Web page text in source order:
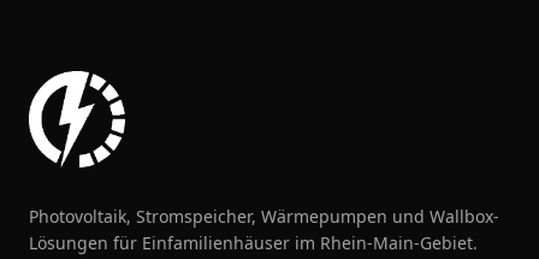
Photovoltaik, Stromspeicher, Wärmepumpen und Wallbox-
Lösungen für Einfamilienhäuser im Rhein-Main-Gebiet.